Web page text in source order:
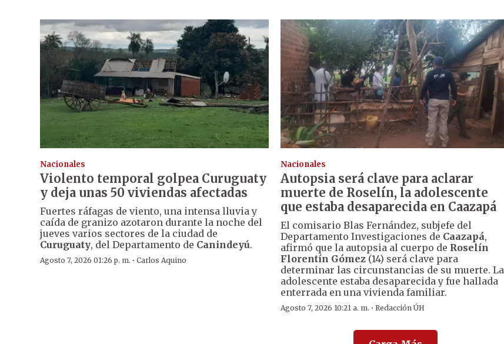
Nacionales
Violento temporal golpea Curuguaty
y deja unas 50 viviendas afectadas
Fuertes ráfagas de viento, una intensa lluvia y
caída de granizo azotaron durante la noche del
jueves varios sectores de la ciudad de
Curuguaty, del Departamento de Canindeyú.
Agosto 7, 2026 01:26 p. m. · Carlos Aquino
Nacionales
Autopsia será clave para aclarar
muerte de Roselín, la adolescente
que estaba desaparecida en Caazapá
El comisario Blas Fernández, subjefe del
Departamento Investigaciones de Caazapá,
afirmó que la autopsia al cuerpo de Roselín
Florentín Gómez (14) será clave para
determinar las circunstancias de su muerte. La
adolescente estaba desaparecida y fue hallada
enterrada en una vivienda familiar.
Agosto 7, 2026 10:21 a. m. ·Redacción ÚH